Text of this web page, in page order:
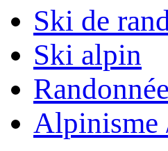
Ski de
Ski alpin
Alpinisme